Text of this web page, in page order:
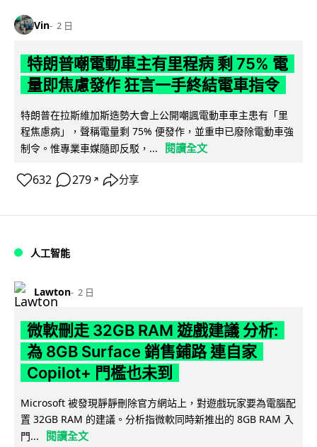
Vin 2 日
特朗普嘲電動車主有里程病 剩 75% 電
量即焦慮發作 狂言一手終結電車指令
特朗普在拉斯維加斯造勢大會上公開嘲諷電動車車主患有「里
程焦慮病」，聲稱電量剩 75% 便發作，並重申已廢除電動車強
制令。惟專業車媒隨即反駁，...
閱讀全文
632 279 ↗ 分享
人工智能
Lawton 2 日
微軟刪走 32GB RAM 遊戲建議 分析:
為 8GB Surface 銷售鋪路 連自家
Copilot+ 門檻也未到
Microsoft 被發現靜靜刪除官方網站上，對遊戲玩家要為電腦配
置 32GB RAM 的建議。分析指微軟同時新推出的 8GB RAM 入
門...
閱讀全文